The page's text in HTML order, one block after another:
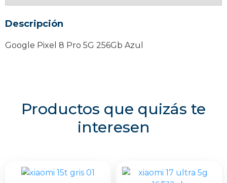
Descripción
Google Pixel 8 Pro 5G 256Gb Azul
Productos que quizás te
interesen